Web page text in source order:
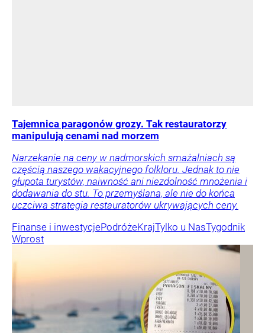
Tajemnica paragonów grozy. Tak restauratorzy
manipulują cenami nad morzem
Narzekanie na ceny w nadmorskich smażalniach są
częścią naszego wakacyjnego folkloru. Jednak to nie
głupota turystów, naiwność ani niezdolność mnożenia i
dodawania do stu. To przemyślana, ale nie do końca
uczciwa strategia restauratorów ukrywających ceny.
Finanse i inwestycjePodróżeKrajTylko u NasTygodnik
Wprost